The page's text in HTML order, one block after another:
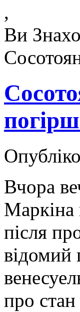
,
Ви
Вчора
Маркіна
після
відомий
про стан